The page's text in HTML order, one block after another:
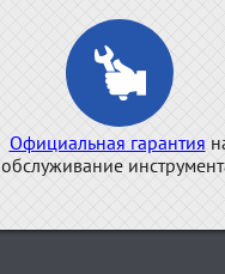
Официальная гарантия
обслуживание